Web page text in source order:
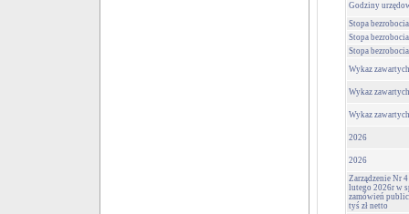
Godziny
Stopa bezrobocia
Stopa bezrobocia
Stopa bezrobocia
Wykaz
Wykaz
Wykaz
2026
2026
Zarządzenie Nr
lutego 2026r w
zamówień
tyś zł netto